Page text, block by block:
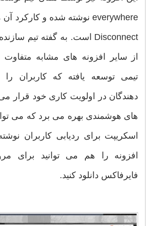
از سایر افزونه های مشابه
تیمی توسعه یافته که کاربران را
دهندگان در اولویت کاری خود قرار می
های هوشمندی بهره می برد که می
اسکریپت برای ردیابی کاربران
افزونه را هم می توانید برای
فایرفاکس دانلود کنید.